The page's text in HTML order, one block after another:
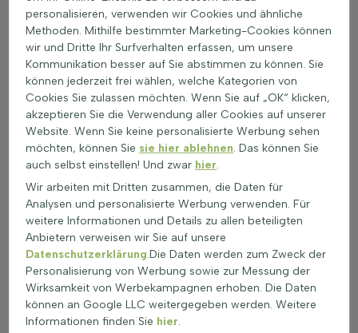
ausgezeichnete Wahl für jeden Garten, der eine grüne,
pflegeleichte und langlebige Hecke benötigt. Das Pflanzen
dieser Hecke ist eine Investition in die Zukunft des Gartens, da
sie über viele Jahre hinweg schön und funktional bleibt.
Eigenschaften und Merkmale der Thuja plicata
'Atrovirens' Hecke
Die Thuja plicata 'Atrovirens' ist eine immergrüne Konifere, die
sich hervorragend als Hecke eignet. Diese Heckenpflanze
behält das ganze Jahr über ihre grüne Farbe und bietet somit
das ganze Jahr Sichtschutz. Die Blätter sind grün und fühlen
sich weich an. Sie wächst gut an sonnigen, halbschattigen
und schattigen Standorten, was sie sehr vielseitig macht. Mit
einer jährlichen Wachstumsrate von 30 bis 50 cm ist die
Thuja plicata 'Atrovirens' eine schnell wachsende Pflanze. Die
endgültige Höhe der Hecke hängt von der regelmäßigen
Pflege und dem Schnitt ab. Durch gezieltes Schneiden kann
die Pflanze auf die gewünschte Höhe und Breite gehalten
werden. Die aufrechte Wuchsform und die dichte
personalisieren, verwenden wir Cookies und ähnliche
Methoden. Mithilfe bestimmter Marketing-Cookies können
wir und Dritte Ihr Surfverhalten erfassen, um unsere
Kommunikation besser auf Sie abstimmen zu können. Sie
können jederzeit frei wählen, welche Kategorien von
Cookies Sie zulassen möchten. Wenn Sie auf „OK“ klicken,
akzeptieren Sie die Verwendung aller Cookies auf unserer
Website. Wenn Sie keine personalisierte Werbung sehen
möchten, können Sie sie hier ablehnen. Das können Sie
auch selbst einstellen! Und zwar hier.
Wir arbeiten mit Dritten zusammen, die Daten für
Analysen und personalisierte Werbung verwenden. Für
weitere Informationen und Details zu allen beteiligten
Anbietern verweisen wir Sie auf unsere
Datenschutzerklärung.Die Daten werden zum Zweck der
Personalisierung von Werbung sowie zur Messung der
Wirksamkeit von Werbekampagnen erhoben. Die Daten
können an Google LLC weitergegeben werden. Weitere
Informationen finden Sie hier.